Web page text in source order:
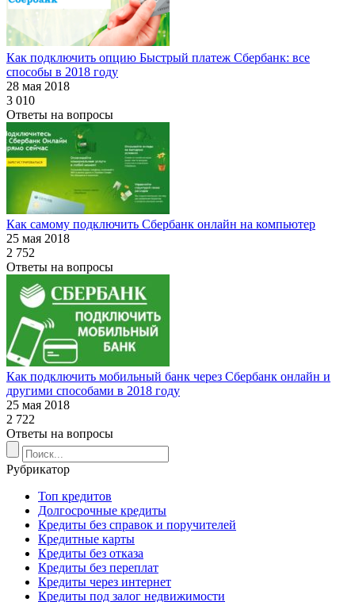
Как подключить опцию Быстрый платеж Сбербанк: все
способы в 2018 году
28 мая 2018
3 010
Ответы на вопросы
Как самому подключить Сбербанк онлайн на компьютер
25 мая 2018
2 752
Ответы на вопросы
Как подключить мобильный банк через Сбербанк онлайн и
другими способами в 2018 году
25 мая 2018
2 722
Ответы на вопросы
Рубрикатор
Топ кредитов
Долгосрочные кредиты
Кредиты без справок и поручителей
Кредитные карты
Кредиты без отказа
Кредиты без переплат
Кредиты через интернет
Кредиты под залог недвижимости